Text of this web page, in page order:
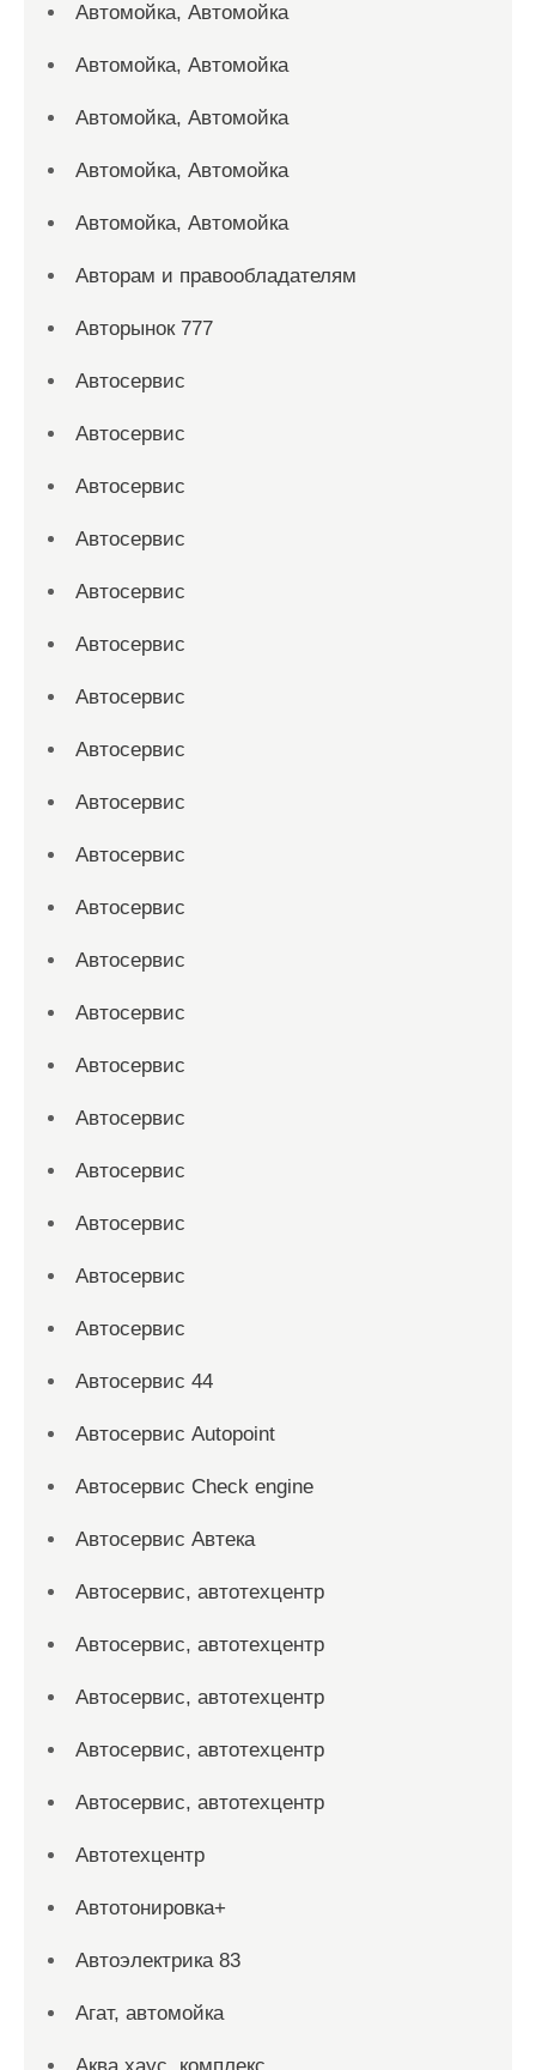
Автомойка, Автомойка
Автомойка, Автомойка
Автомойка, Автомойка
Автомойка, Автомойка
Автомойка, Автомойка
Авторам и правообладателям
Авторынок 777
Автосервис
Автосервис
Автосервис
Автосервис
Автосервис
Автосервис
Автосервис
Автосервис
Автосервис
Автосервис
Автосервис
Автосервис
Автосервис
Автосервис
Автосервис
Автосервис
Автосервис
Автосервис
Автосервис
Автосервис 44
Автосервис Autopoint
Автосервис Check engine
Автосервис Автека
Автосервис, автотехцентр
Автосервис, автотехцентр
Автосервис, автотехцентр
Автосервис, автотехцентр
Автосервис, автотехцентр
Автотехцентр
Автотонировка+
Автоэлектрика 83
Агат, автомойка